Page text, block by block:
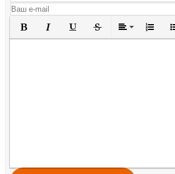
Полужирный
КурсивПодчеркнутый
Зачеркнутый